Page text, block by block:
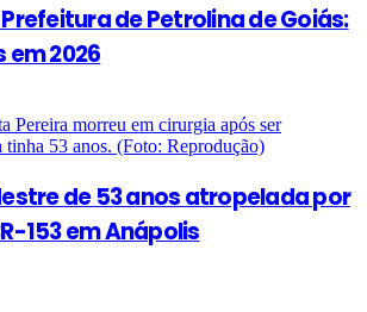
de Petrolina de Goiás:
em 2026
de 53 anos atropelada por
153 em Anápolis